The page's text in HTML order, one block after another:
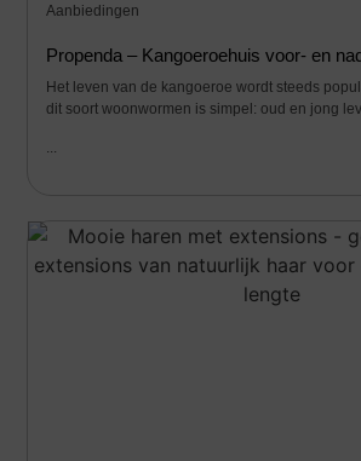
Aanbiedingen
Propenda – Kangoeroehuis voor- en
Het leven van de kangoeroe wordt steeds
dit soort woonwormen is simpel: oud en jong
...